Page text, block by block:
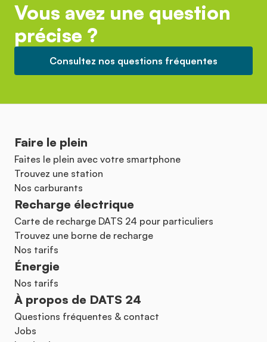
Vous avez une question
précise ?
Consultez nos questions fréquentes
Faire le plein
Faites le plein avec votre smartphone
Trouvez une station
Nos carburants
Recharge électrique
Carte de recharge DATS 24 pour particuliers
Trouvez une borne de recharge
Nos tarifs
Énergie
Nos tarifs
À propos de DATS 24
Questions fréquentes & contact
Jobs